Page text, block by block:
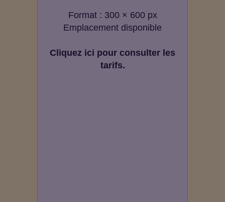
Format : 300 × 600 px
Emplacement disponible
Cliquez ici pour consulter les
tarifs.